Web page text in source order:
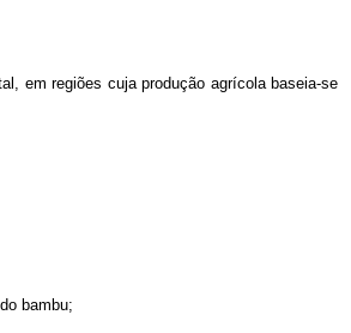
em regiões cuja produção agrícola baseia-se
bambu;